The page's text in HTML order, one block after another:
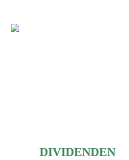
DIVIDENDEN